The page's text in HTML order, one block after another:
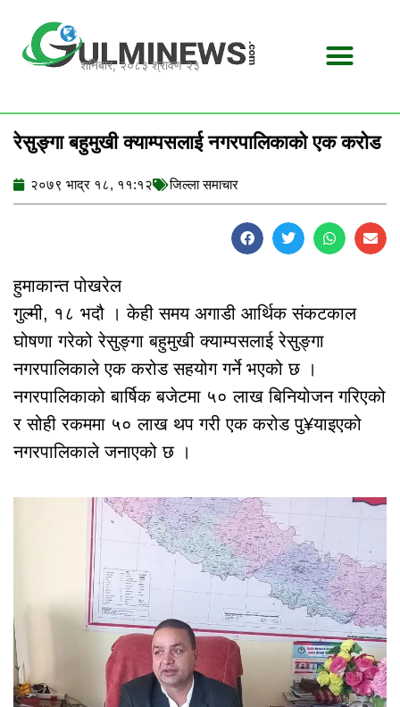
content
शनिबार, २०८३ श्रावण २३
रेसुङ्गा बहुमुखी क्याम्पसलाई नगरपालिकाको एक करोड
२०७९ भाद्र १८, ११:१२ जिल्ला समाचार
हुमाकान्त पोखरेल
गुल्मी, १८ भदौ । केही समय अगाडी आर्थिक संकटकाल
घोषणा गरेको रेसुङ्गा बहुमुखी क्याम्पसलाई रेसुङ्गा
नगरपालिकाले एक करोड सहयोग गर्ने भएको छ ।
नगरपालिकाको बार्षिक बजेटमा ५० लाख बिनियोजन गरिएको
र सोही रकममा ५० लाख थप गरी एक करोड पु¥याइएको
नगरपालिकाले जनाएको छ ।